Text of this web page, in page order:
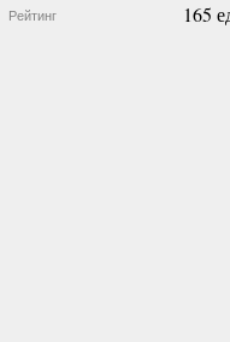
Рейтинг 165